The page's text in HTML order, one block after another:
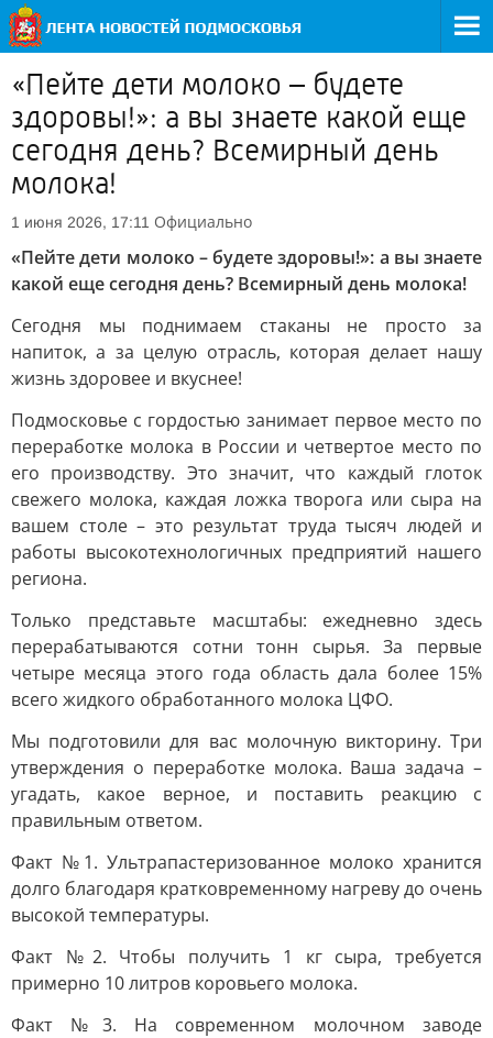
«Пейте дети молоко – будете
здоровы!»: а вы знаете какой еще
сегодня день? Всемирный день
молока!
1 июня 2026, 17:11 Официально
«Пейте дети молоко – будете здоровы!»: а вы знаете
какой еще сегодня день? Всемирный день молока!
Сегодня мы поднимаем стаканы не просто за
напиток, а за целую отрасль, которая делает нашу
жизнь здоровее и вкуснее!
Подмосковье с гордостью занимает первое место по
переработке молока в России и четвертое место по
его производству. Это значит, что каждый глоток
свежего молока, каждая ложка творога или сыра на
вашем столе – это результат труда тысяч людей и
работы высокотехнологичных предприятий нашего
региона.
Только представьте масштабы: ежедневно здесь
перерабатываются сотни тонн сырья. За первые
четыре месяца этого года область дала более 15%
всего жидкого обработанного молока ЦФО.
Мы подготовили для вас молочную викторину. Три
утверждения о переработке молока. Ваша задача –
угадать, какое верное, и поставить реакцию с
правильным ответом.
Факт №1. Ультрапастеризованное молоко хранится
долго благодаря кратковременному нагреву до очень
высокой температуры.
Факт №2. Чтобы получить 1 кг сыра, требуется
примерно 10 литров коровьего молока.
Факт №3. На современном молочном заводе